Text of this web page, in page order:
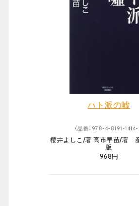
ハト派の嘘
（品番：978-4-8191-1414-1
櫻井よしこ/著 高市早苗/著
版
968円